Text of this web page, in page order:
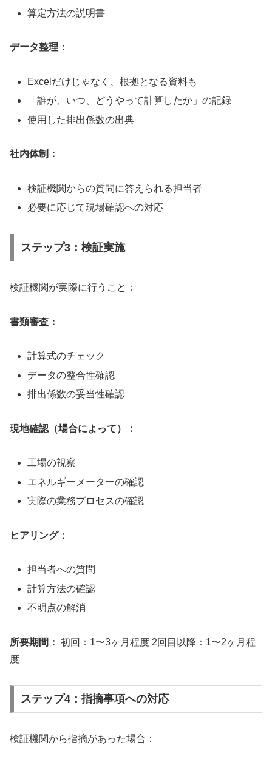
算定方法の説明書
データ整理：
Excelだけじゃなく、根拠となる資料も
「誰が、いつ、どうやって計算したか」の記録
使用した排出係数の出典
社内体制：
検証機関からの質問に答えられる担当者
必要に応じて現場確認への対応
ステップ3：検証実施
検証機関が実際に行うこと：
書類審査：
計算式のチェック
データの整合性確認
排出係数の妥当性確認
現地確認（場合によって）：
工場の視察
エネルギーメーターの確認
実際の業務プロセスの確認
ヒアリング：
担当者への質問
計算方法の確認
不明点の解消
所要期間： 初回：1〜3ヶ月程度 2回目以降：1〜2ヶ月程
度
ステップ4：指摘事項への対応
検証機関から指摘があった場合：